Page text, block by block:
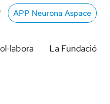
APP Neurona Aspace
La Fundació